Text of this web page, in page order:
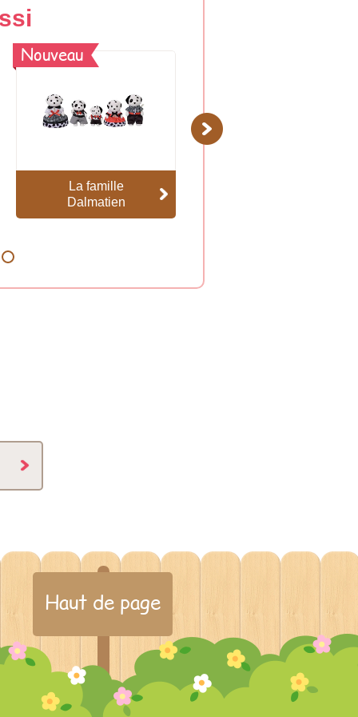
Nouveau
La famille
Dalmatien
Next
Haut de page